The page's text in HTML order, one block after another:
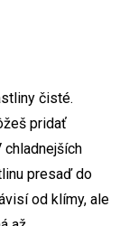
čisté.
pridať
chladnejších
presaď do
od klímy, ale